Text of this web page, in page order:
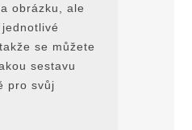
obrázku, ale
se můžete
sestavu
pro svůj